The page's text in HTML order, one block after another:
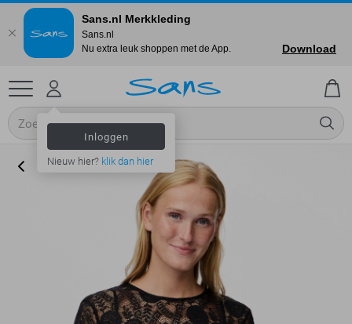
Inloggen
Nieuw hier? klik dan hier
Sans.nl Merkkleding
Sans.nl
Nu extra leuk shoppen met de App.
Download